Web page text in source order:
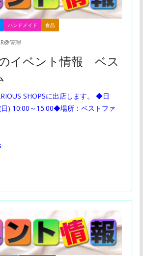
ハンドメイド 食品
管理
イベント情報 ベス
SHOPSに出店します。 ◆日
) 10:00～15:00◆場所：ベストファ